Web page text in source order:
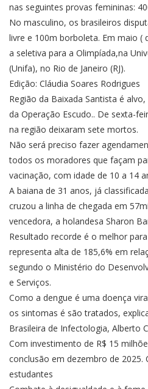
nas seguintes provas femininas:
No masculino, os brasileiros
livre e 100m borboleta. Em maio
a seletiva para a Olimpíada,na
(Unifa), no Rio de Janeiro (RJ).
Edição: Cláudia Soares Rodrigues
Região da Baixada Santista é
da Operação Escudo.. De sexta-
na região deixaram sete mortos.
Não será preciso fazer
todos os moradores que façam
vacinação, com idade de 10 a 14
A baiana de 31 anos, já
cruzou a linha de chegada em
vencedora, a holandesa Sharon
Resultado recorde é o melhor
representa alta de 185,6% em
segundo o Ministério do
e Serviços.
Como a dengue é uma doença
os sintomas é são tratados,
Brasileira de Infectologia, Alberto
Com investimento de R$ 15
conclusão em dezembro de 2025.
estudantes